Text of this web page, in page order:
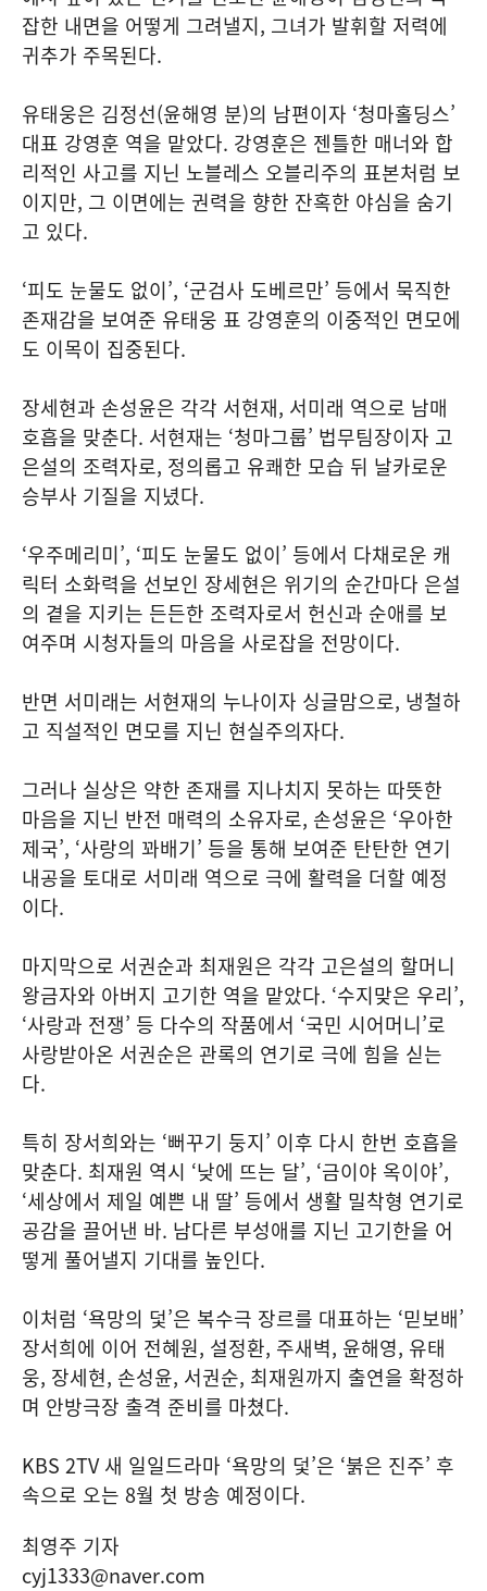
잡한 내면을 어떻게 그려낼지, 그녀가 발휘할 저력에
귀추가 주목된다.
유태웅은 김정선(윤해영 분)의 남편이자 ‘청마홀딩스’
대표 강영훈 역을 맡았다. 강영훈은 젠틀한 매너와 합
리적인 사고를 지닌 노블레스 오블리주의 표본처럼 보
이지만, 그 이면에는 권력을 향한 잔혹한 야심을 숨기
고 있다.
‘피도 눈물도 없이’, ‘군검사 도베르만’ 등에서 묵직한
존재감을 보여준 유태웅 표 강영훈의 이중적인 면모에
도 이목이 집중된다.
장세현과 손성윤은 각각 서현재, 서미래 역으로 남매
호흡을 맞춘다. 서현재는 ‘청마그룹’ 법무팀장이자 고
은설의 조력자로, 정의롭고 유쾌한 모습 뒤 날카로운
승부사 기질을 지녔다.
‘우주메리미’, ‘피도 눈물도 없이’ 등에서 다채로운 캐
릭터 소화력을 선보인 장세현은 위기의 순간마다 은설
의 곁을 지키는 든든한 조력자로서 헌신과 순애를 보
여주며 시청자들의 마음을 사로잡을 전망이다.
반면 서미래는 서현재의 누나이자 싱글맘으로, 냉철하
고 직설적인 면모를 지닌 현실주의자다.
그러나 실상은 약한 존재를 지나치지 못하는 따뜻한
마음을 지닌 반전 매력의 소유자로, 손성윤은 ‘우아한
제국’, ‘사랑의 꽈배기’ 등을 통해 보여준 탄탄한 연기
내공을 토대로 서미래 역으로 극에 활력을 더할 예정
이다.
마지막으로 서권순과 최재원은 각각 고은설의 할머니
왕금자와 아버지 고기한 역을 맡았다. ‘수지맞은 우리’,
‘사랑과 전쟁’ 등 다수의 작품에서 ‘국민 시어머니’로
사랑받아온 서권순은 관록의 연기로 극에 힘을 싣는
다.
특히 장서희와는 ‘뻐꾸기 둥지’ 이후 다시 한번 호흡을
맞춘다. 최재원 역시 ‘낮에 뜨는 달’, ‘금이야 옥이야’,
‘세상에서 제일 예쁜 내 딸’ 등에서 생활 밀착형 연기로
공감을 끌어낸 바. 남다른 부성애를 지닌 고기한을 어
떻게 풀어낼지 기대를 높인다.
이처럼 ‘욕망의 덫’은 복수극 장르를 대표하는 ‘믿보배’
장서희에 이어 전혜원, 설정환, 주새벽, 윤해영, 유태
웅, 장세현, 손성윤, 서권순, 최재원까지 출연을 확정하
며 안방극장 출격 준비를 마쳤다.
KBS 2TV 새 일일드라마 ‘욕망의 덫’은 ‘붉은 진주’ 후
속으로 오는 8월 첫 방송 예정이다.
최영주 기자
cyj1333@naver.com